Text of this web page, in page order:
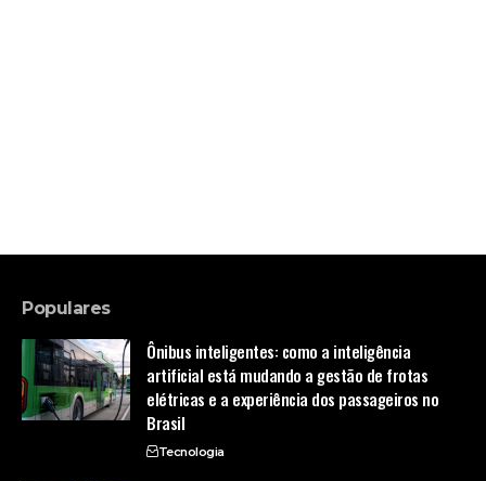
Populares
Ônibus inteligentes: como a inteligência
artificial está mudando a gestão de frotas
elétricas e a experiência dos passageiros no
Brasil
Tecnologia